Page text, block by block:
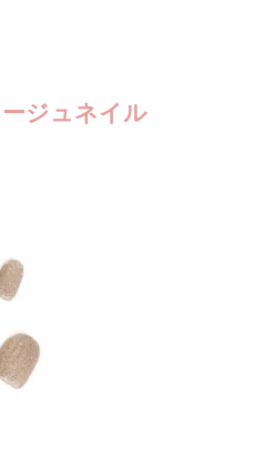
ジュネイル